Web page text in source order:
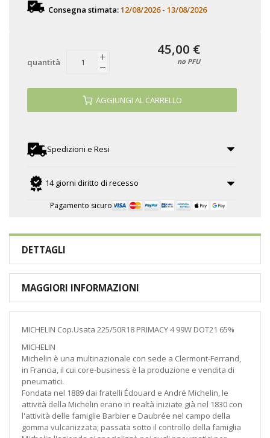
Consegna stimata:12/08/2026 - 13/08/2026
quantità
AGGIUNGI AL CARRELLO
Spedizioni e Resi
14 giorni diritto di recesso
Pagamento sicuro
45,00 €
no PFU
DETTAGLI
MAGGIORI INFORMAZIONI
MICHELIN Cop.Usata 225/50R18 PRIMACY 4 99W DOT21 65%
MICHELIN
Michelin è una multinazionale con sede a Clermont-Ferrand,
in Francia, il cui core-business è la produzione e vendita di
pneumatici.
Fondata nel 1889 dai fratelli Édouard e André Michelin, le
attività della Michelin erano in realtà iniziate già nel 1830 con
l'attività delle famiglie Barbier e Daubrée nel campo della
gomma vulcanizzata; passata sotto il controllo della famiglia